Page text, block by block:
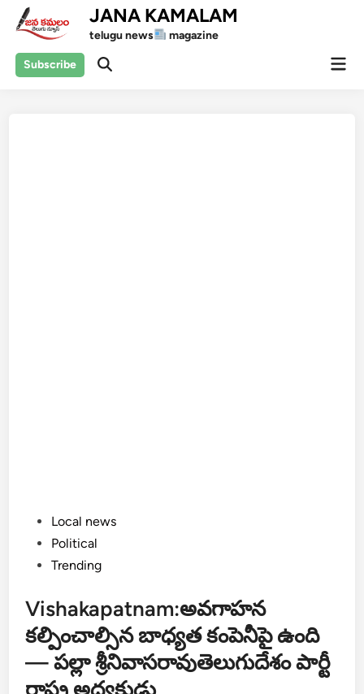
Skip
JANA KAMALAM
telugu news magazine
Subscribe
Open
PostedLocal news
Political
Trending
Vishakapatnam:అవగాహన
కల్పించాల్సిన బాధ్యత కంపెనీపై ఉంది
— పల్లా శ్రీనివాసరావుతెలుగుదేశం పార్టీ